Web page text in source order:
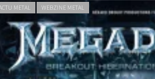
METAL WEBZINE METAL